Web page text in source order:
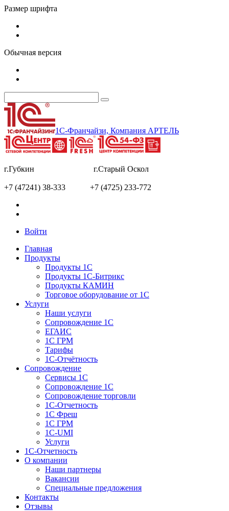
Размер шрифта
Обычная версия
1С-Франчайзи, Компания АРТЕЛЬ
г.Губкин г.Старый Оскол
+7 (47241) 38-333 +7 (4725) 233-772
Войти
Главная
Продукты
Продукты 1С
Продукты 1С-Битрикс
Продукты КАМИН
Торговое оборудование от 1С
Услуги
Наши услуги
Сопровождение 1С
ЕГАИС
1С ГРМ
Тарифы
1С-Отчётность
Сопровождение
Сервисы 1С
Сопровождение 1С
Сопровождение торговли
1С-Отчетность
1С Фреш
1С ГРМ
1C-UMI
Услуги
1С-Отчетность
О компании
Наши партнеры
Вакансии
Специальные предложения
Контакты
Отзывы